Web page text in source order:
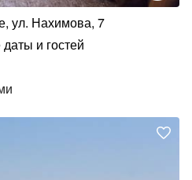
ул. Нахимова, 7
и гостей